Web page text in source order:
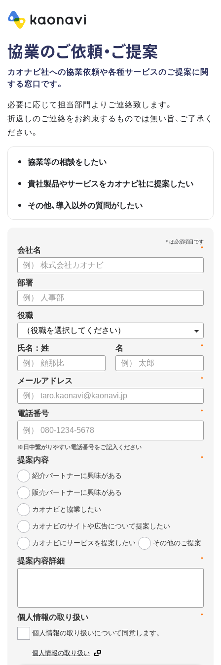
協業のご依頼・ご提案
カオナビ社への協業依頼や各種サービスのご提案に関
する窓口です。
必要に応じて担当部門よりご連絡致します。
折返しのご連絡をお約束するものでは無い旨、ご了承く
ださい。
協業等の相談をしたい
貴社製品やサービスをカオナビ社に提案したい
その他、導入以外の質問がしたい
*
会社名
部署
役職
氏名：姓 *
名
*
メールアドレス
*
電話番号
*
提案内容
紹介パートナーに興味がある
販売パートナーに興味がある
カオナビと協業したい
カオナビのサイトや広告について提案したい
カオナビにサービスを提案したい
その他のご提案
*
提案内容詳細
*
個人情報の取り扱い
個人情報の取り扱いについて同意します。
個人情報の取り扱い